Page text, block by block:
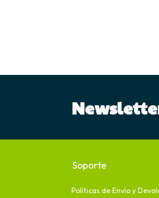
Soporte
Políticas de Envío y